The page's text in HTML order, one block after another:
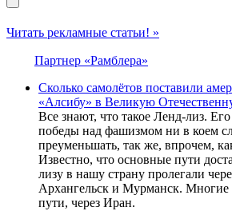
Читать рекламные статьи! »
Партнер «Рамблера»
Сколько самолётов поставили
«Алсибу» в Великую
Все знают, что такое Ленд-лиз.
победы над фашизмом ни в коем
преуменьшать, так же, впрочем,
Известно, что основные пути
лизу в нашу страну пролегали
Архангельск и Мурманск.
пути, через Иран.